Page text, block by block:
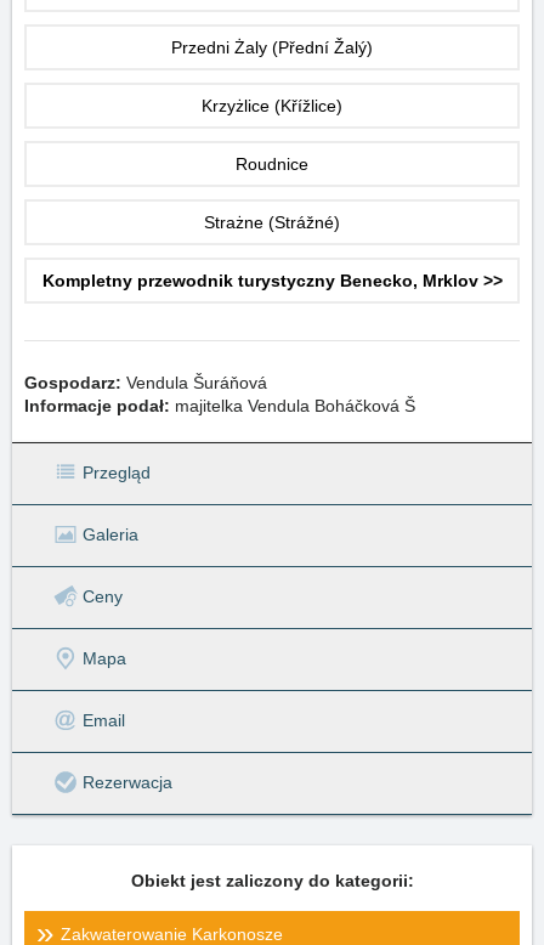
Przedni Żaly (Přední Žalý)
Krzyżlice (Křížlice)
Roudnice
Strażne (Strážné)
Kompletny przewodnik turystyczny Benecko, Mrklov >>
Gospodarz: Vendula Šuráňová
Informacje podał:
majitelka Vendula Boháčková Š
Przegląd
Galeria
Ceny
Mapa
Email
Rezerwacja
Obiekt jest zaliczony do kategorii:
Zakwaterowanie Karkonosze